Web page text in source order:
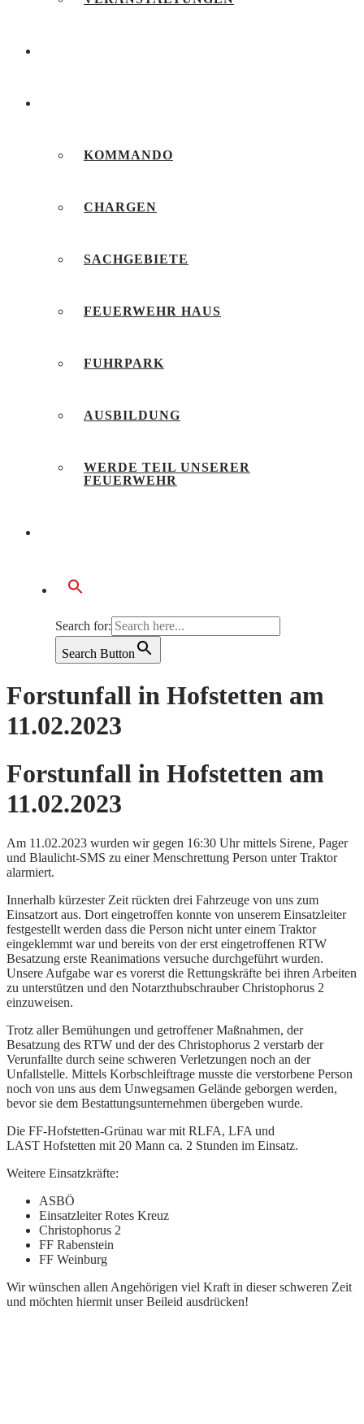
KOMMANDO
CHARGEN
SACHGEBIETE
FEUERWEHR HAUS
FUHRPARK
AUSBILDUNG
WERDE TEIL UNSERER
FEUERWEHR
Search for:
Search Button
Forstunfall in Hofstetten am
11.02.2023
Forstunfall in Hofstetten am
11.02.2023
Am 11.02.2023 wurden wir gegen 16:30 Uhr mittels Sirene, Pager
und Blaulicht-SMS zu einer Menschrettung Person unter Traktor
alarmiert.
Innerhalb kürzester Zeit rückten drei Fahrzeuge von uns zum
Einsatzort aus. Dort eingetroffen konnte von unserem Einsatzleiter
festgestellt werden dass die Person nicht unter einem Traktor
eingeklemmt war und bereits von der erst eingetroffenen RTW
Besatzung erste Reanimations versuche durchgeführt wurden.
Unsere Aufgabe war es vorerst die Rettungskräfte bei ihren Arbeiten
zu unterstützen und den Notarzthubschrauber Christophorus 2
einzuweisen.
Trotz aller Bemühungen und getroffener Maßnahmen, der
Besatzung des RTW und der des Christophorus 2 verstarb der
Verunfallte durch seine schweren Verletzungen noch an der
Unfallstelle. Mittels Korbschleiftrage musste die verstorbene Person
noch von uns aus dem Unwegsamen Gelände geborgen werden,
bevor sie dem Bestattungsunternehmen übergeben wurde.
Die FF-Hofstetten-Grünau war mit RLFA, LFA und
LAST Hofstetten mit 20 Mann ca. 2 Stunden im Einsatz.
Weitere Einsatzkräfte:
ASBÖ
Einsatzleiter Rotes Kreuz
Christophorus 2
FF Rabenstein
FF Weinburg
Wir wünschen allen Angehörigen viel Kraft in dieser schweren Zeit
und möchten hiermit unser Beileid ausdrücken!